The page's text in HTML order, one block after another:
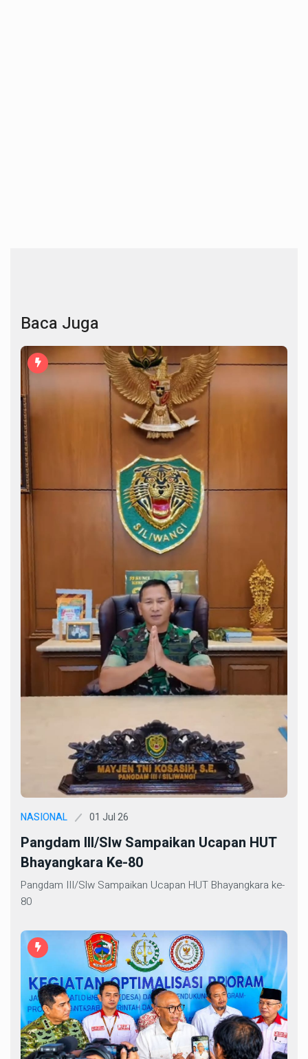
Baca Juga
NASIONAL 01 Jul 26
Pangdam III/Slw Sampaikan Ucapan HUT
Bhayangkara Ke-80
Pangdam III/Slw Sampaikan Ucapan HUT Bhayangkara ke-
80